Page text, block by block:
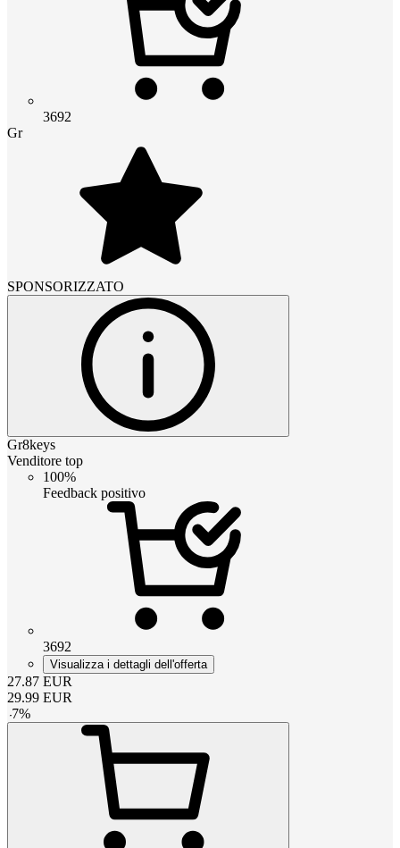
3692
Gr
SPONSORIZZATO
Gr8keys
Venditore top
100%
Feedback positivo
3692
Visualizza i dettagli dell'offerta
27.87 EUR
29.99 EUR
-7%